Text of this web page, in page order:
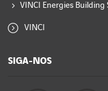
VINCI Energies Building
VINCI
SIGA-NOS